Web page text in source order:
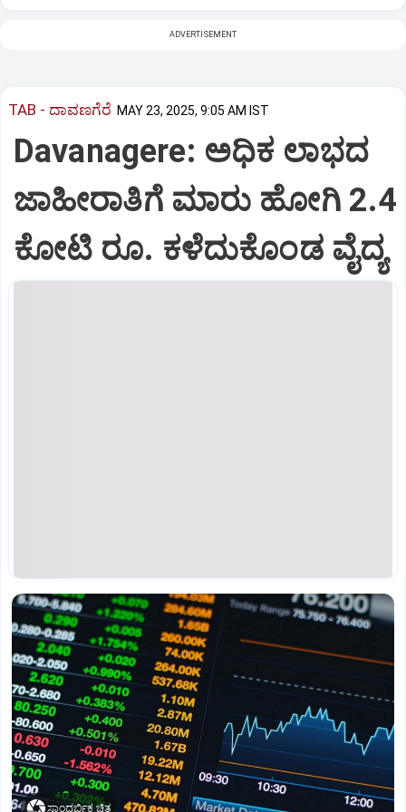
ADVERTISEMENT
TAB - ದಾವಣಗೆರೆ MAY 23, 2025, 9:05 AM IST
Davanagere: ಅಧಿಕ ಲಾಭದ
ಜಾಹೀರಾತಿಗೆ ಮಾರು ಹೋಗಿ 2.4
ಕೋಟಿ ರೂ. ಕಳೆದುಕೊಂಡ ವೈದ್ಯ
ಸಾಂದರ್ಭಿಕ ಚಿತ್ರ